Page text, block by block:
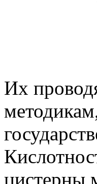
Иx
цистерны